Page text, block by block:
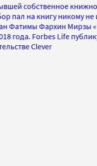
собственное
пал на книгу никому не
Фатимы Фархин Мирзы
года. Forbes Life
Clever